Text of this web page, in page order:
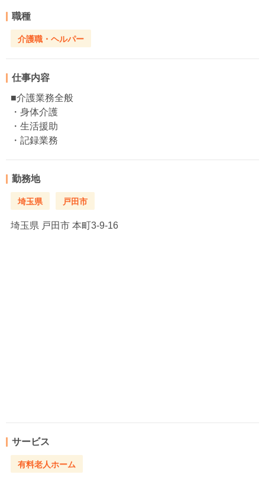
職種
介護職・ヘルパー
仕事内容
■介護業務全般
・身体介護
・生活援助
・記録業務
勤務地
埼玉県 戸田市
埼玉県 戸田市 本町3-9-16
サービス
有料老人ホーム